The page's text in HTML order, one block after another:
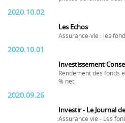
2020.10.02
Les Echos
Assurance-vie : les
2020.10.01
Investissement
Rendement des fonds
% net
2020.09.26
Investir - Le Journal
Assurance vie - Les